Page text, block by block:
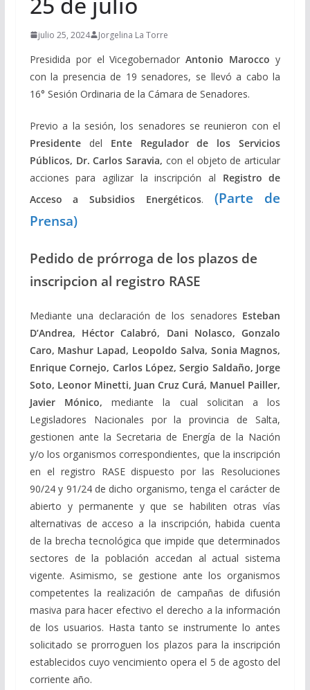
julio 25, 2024 Jorgelina La Torre
Presidida por el VicegobernadorAntonio Maroccoy
con la presencia de 19 senadores, se llevó a cabo la
16° Sesión Ordinaria de la Cámara de Senadores.
Previo a la sesión, los senadores se reunieron con el
Presidentedel Ente Regulador de los Servicios
Públicos, Dr. Carlos Saravia, con el objeto de articular
acciones para agilizar la inscripción al Registro de
Acceso a Subsidios Energéticos. (Parte de
Prensa)
Pedido de prórroga de los plazos de
inscripcion al registro RASE
Mediante una declaración de los senadores Esteban
D’Andrea, Héctor Calabró, Dani Nolasco, Gonzalo
Caro, Mashur Lapad, Leopoldo Salva, Sonia Magnos,
Enrique Cornejo, Carlos López, Sergio Saldaño, Jorge
Soto, Leonor Minetti, Juan Cruz Curá, Manuel Pailler,
Javier Mónico, mediante la cual solicitan a los
Legisladores Nacionales por la provincia de Salta,
gestionen ante la Secretaria de Energía de la Nación
y/o los organismos correspondientes, que la inscripción
en el registro RASE dispuesto por las Resoluciones
90/24 y 91/24 de dicho organismo, tenga el carácter de
abierto y permanente y que se habiliten otras vías
alternativas de acceso a la inscripción, habida cuenta
de la brecha tecnológica que impide que determinados
sectores de la población accedan al actual sistema
vigente. Asimismo, se gestione ante los organismos
competentes la realización de campañas de difusión
masiva para hacer efectivo el derecho a la información
de los usuarios. Hasta tanto se instrumente lo antes
solicitado se prorroguen los plazos para la inscripción
establecidos cuyo vencimiento opera el 5 de agosto del
corriente año.